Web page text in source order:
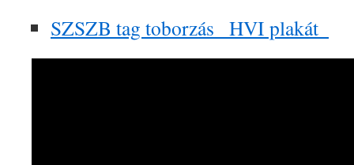
SZSZB tag toborzás_ HVI plakát_